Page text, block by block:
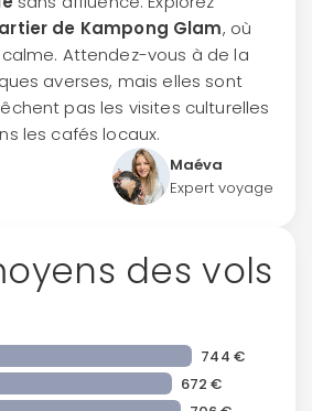
de Kampong Glam, où
Attendez-vous à de la
averses, mais elles sont
pas les visites culturelles
les cafés locaux.
Maéva
Expert voyage
des vols
744 €
672 €